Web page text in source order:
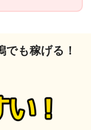
も稼げる！